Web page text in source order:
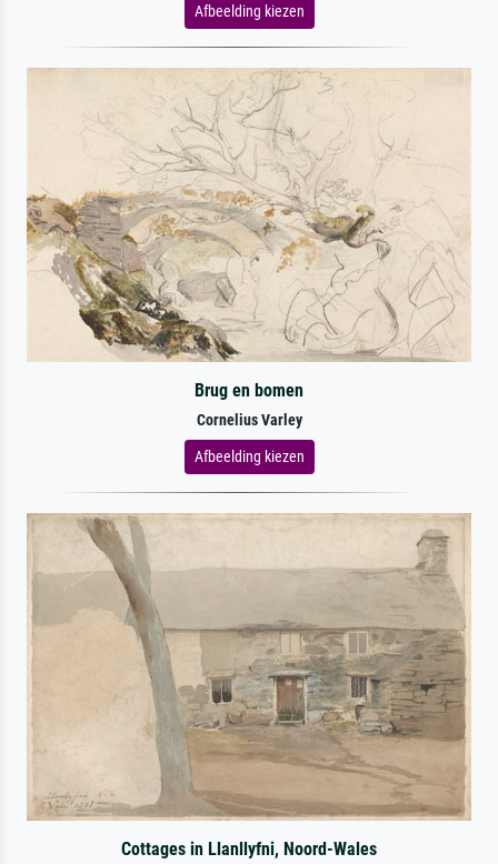
Afbeelding kiezen
Brug en bomen
Cornelius Varley
Afbeelding kiezen
Cottages in Llanllyfni, Noord-Wales